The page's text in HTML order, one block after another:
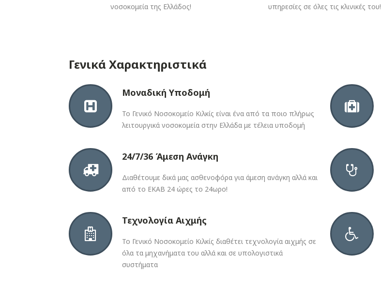
νοσοκομεία της Ελλάδος!
υπηρεσίες σε όλες τις κλινικές του!
Γενικά Χαρακτηριστικά
Μοναδική Υποδομή
Το Γενικό Νοσοκομείο Κιλκίς είναι ένα από τα ποιο πλήρως
λειτουργικά νοσοκομεία στην Ελλάδα με τέλεια υποδομή
24/7/36 Άμεση Ανάγκη
Διαθέτουμε δικά μας ασθενοφόρα για άμεση ανάγκη αλλά και
από το ΕΚΑΒ 24 ώρες το 24ωρο!
Τεχνολογία Αιχμής
Το Γενικό Νοσοκομείο Κιλκίς διαθέτει τεχνολογία αιχμής σε
όλα τα μηχανήματα του αλλά και σε υπολογιστικά
συστήματα